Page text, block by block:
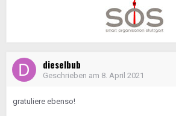
dieselbub
Geschrieben am 8. April 2021
gratuliere ebenso!